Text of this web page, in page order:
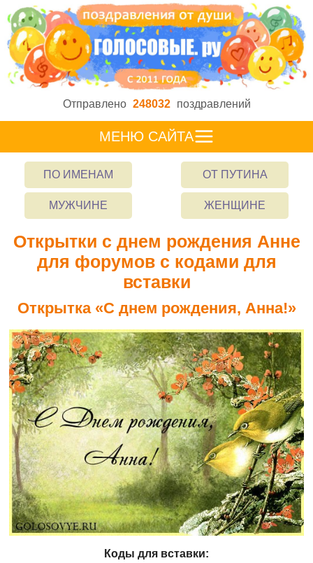
Отправлено 248032 поздравлений
МЕНЮ САЙТА
ПО ИМЕНАМ ОТ ПУТИНА
МУЖЧИНЕ ЖЕНЩИНЕ
Открытки с днем рождения Анне
для форумов с кодами для
вставки
Открытка «С днем рождения, Анна!»
Коды для вставки: